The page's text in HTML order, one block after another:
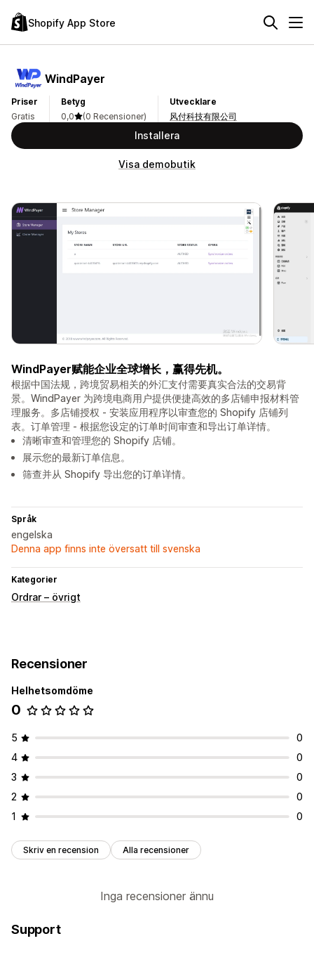
Shopify App Store
WindPayer
Priser
Gratis
Betyg
0,0
(0 Recensioner)
Utvecklare
风付科技有限公司
Installera
Visa demobutik
WindPayer赋能企业全球增长，赢得先机。
根据中国法规，跨境贸易相关的外汇支付需要真实合法的交易背
景。WindPayer 为跨境电商用户提供便捷高效的多店铺申报材料管
理服务。多店铺授权 - 安装应用程序以审查您的 Shopify 店铺列
表。订单管理 - 根据您设定的订单时间审查和导出订单详情。
清晰审查和管理您的 Shopify 店铺。
展示您的最新订单信息。
筛查并从 Shopify 导出您的订单详情。
Språk
engelska
Denna app finns inte översatt till svenska
Kategorier
Ordrar – övrigt
Recensioner
Helhetsomdöme
0
5
0
4
0
3
0
2
0
1
0
Skriv en recension Alla recensioner
Inga recensioner ännu
Support